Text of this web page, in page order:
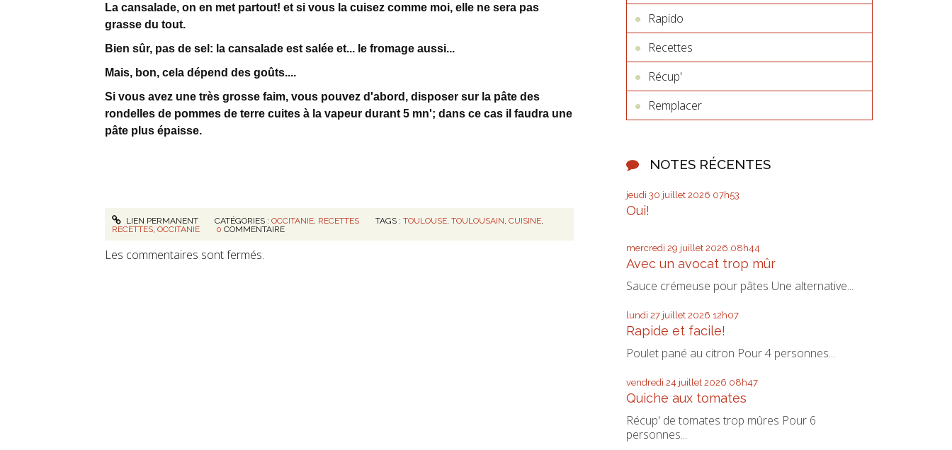
La cansalade, on en met partout! et si vous la cuisez comme moi, elle ne sera pas
grasse du tout.
Bien sûr, pas de sel: la cansalade est salée et... le fromage aussi...
Mais, bon, cela dépend des goûts....
Si vous avez une très grosse faim, vous pouvez d'abord, disposer sur la pâte des
rondelles de pommes de terre cuites à la vapeur durant 5 mn'; dans ce cas il faudra une
pâte plus épaisse.
LIEN PERMANENT CATÉGORIES :OCCITANIE, RECETTES TAGS :TOULOUSE,TOULOUSAIN,CUISINE,
RECETTES, OCCITANIE 0 COMMENTAIRE
Les commentaires sont fermés.
Rapido
Recettes
Récup'
Remplacer
NOTES RÉCENTES
jeudi 30 juillet 2026 07h53
Oui!
mercredi 29 juillet 2026 08h44
Avec un avocat trop mûr
Sauce crémeuse pour pâtes Une alternative...
lundi 27 juillet 2026 12h07
Rapide et facile!
Poulet pané au citron Pour 4 personnes...
vendredi 24 juillet 2026 08h47
Quiche aux tomates
Récup' de tomates trop mûres Pour 6
personnes...